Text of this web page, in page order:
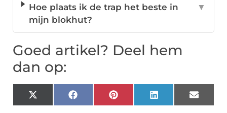
Hoe plaats ik de trap het beste in
mijn blokhut?
▼
Goed artikel? Deel hem
dan op:
X
(Twitter)
FacebookPinterestLinkedInEmail